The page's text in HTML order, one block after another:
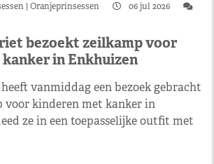
Oranjeprinsessen
06 jul 2026
bezoekt zeilkamp voor
in Enkhuizen
vanmiddag een bezoek gebracht
voor kinderen met kanker in
ze in een toepasselijke outfit met